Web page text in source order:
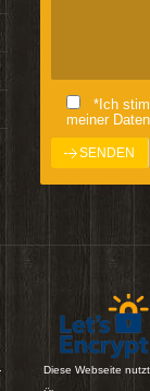
*Ich
meiner
Diese Webseite